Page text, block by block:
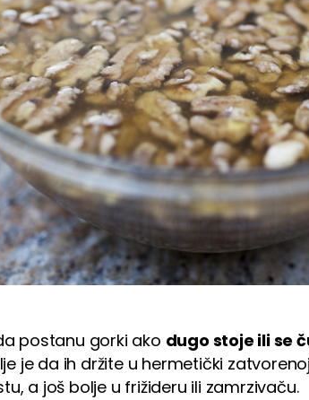
postanu gorki ako dugo stoje ili se
je da ih držite u hermetički
a još bolje u frižideru ili zamrzivaču.